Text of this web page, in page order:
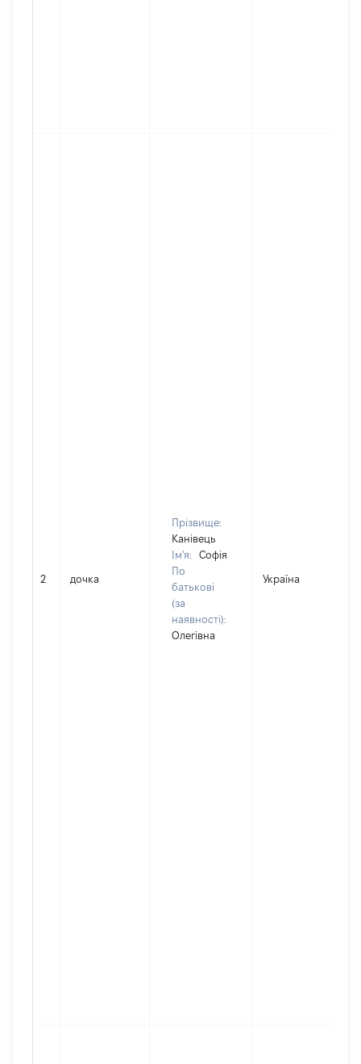
2 дочка
Прізвище:
Канівець
Ім'я:
Софія
По
батькові
(за
наявності):
Олегівна
Україна